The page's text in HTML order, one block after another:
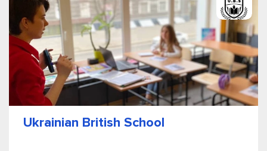
Ukrainian British School